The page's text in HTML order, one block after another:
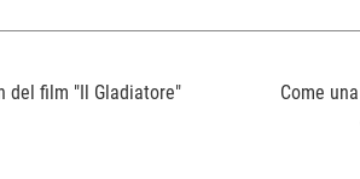
del film "Il Gladiatore"
Come